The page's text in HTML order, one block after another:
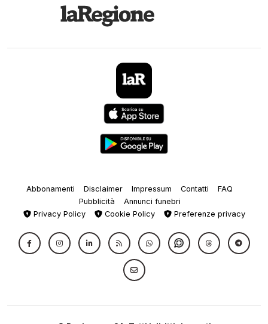
Abbonamenti Disclaimer Impressum Contatti
FAQ
Pubblicità
Annunci funebri
Privacy Policy
Cookie Policy Preferenze privacy